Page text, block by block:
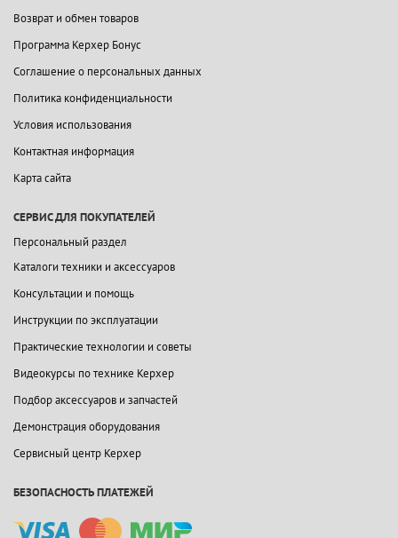
Возврат и обмен товаров
Программа Керхер Бонус
Соглашение о персональных данных
Политика конфиденциальности
Условия использования
Контактная информация
Карта сайта
СЕРВИС ДЛЯ ПОКУПАТЕЛЕЙ
Персональный раздел
Каталоги техники и аксессуаров
Консультации и помощь
Инструкции по эксплуатации
Практические технологии и советы
Видеокурсы по технике Керхер
Подбор аксессуаров и запчастей
Демонстрация оборудования
Сервисный центр Керхер
БЕЗОПАСНОСТЬ ПЛАТЕЖЕЙ